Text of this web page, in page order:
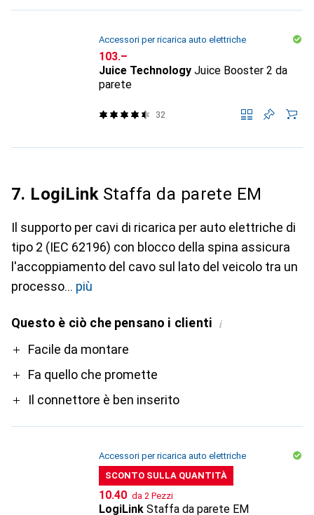
Accessori per ricarica auto elettriche
CHF
103.–
Juice Technology Juice Booster 2 da
parete
32
7. LogiLinkStaffa da parete EM
Il supporto per cavi di ricarica per auto elettriche di
tipo 2 (IEC 62196) con blocco della spina assicura
l'accoppiamento del cavo sul lato del veicolo tra un
processo
più
Questo è ciò che pensano i clienti i
ProFacile da montare
Fa quello che promette
Il connettore è ben inserito
Accessori per ricarica auto elettriche
SCONTO SULLA QUANTITÀ
CHF
10.40 da 2 Pezzi
LogiLink Staffa da parete EM